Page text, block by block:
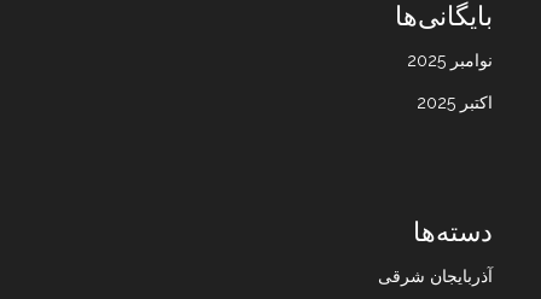
بایگانی‌ها
نوامبر 2025
اکتبر 2025
دسته‌ها
آذربایجان شرقی